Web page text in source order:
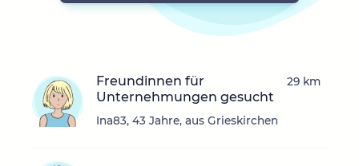
Freundinnen für
Unternehmungen gesucht
Ina83, 43 Jahre, aus Grieskirchen
29 km